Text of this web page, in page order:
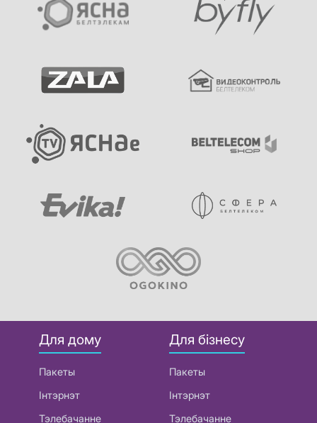
Для дому
Пакеты
Інтэрнэт
Тэлебачанне
Для бізнесу
Пакеты
Інтэрнэт
Тэлебачанне